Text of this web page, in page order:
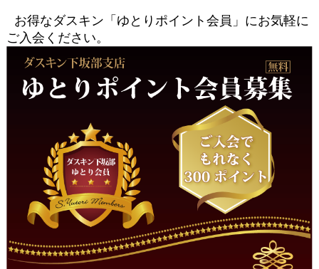
お得なダスキン「ゆとりポイント会員」にお気軽に
ご入会ください。